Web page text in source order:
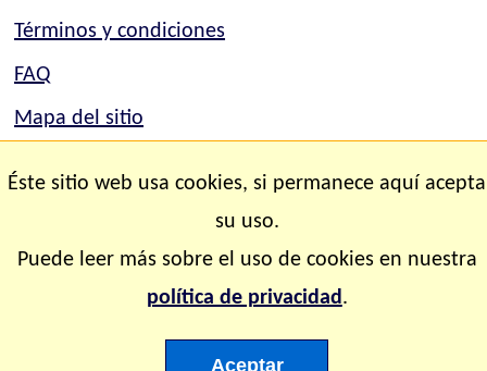
Términos y condiciones
FAQ
Mapa del sitio
Copyright © 2.000-2.028 Fisicanet ® Todos los
derechos reservados
Éste sitio web usa cookies, si permanece aquí acepta
su uso.
Puede leer más sobre el uso de cookies en nuestra
política de privacidad.